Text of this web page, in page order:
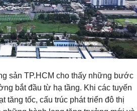
sản TP.HCM cho thấy những bước
bắt đầu từ hạ tầng. Khi các tuyến
tăng tốc, cấu trúc phát triển đô thị